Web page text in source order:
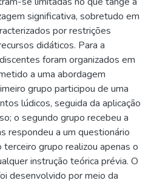
significativa, sobretudo em
por restrições
didáticos. Para a
foram organizados em
a uma abordagem
grupo participou de uma
lúdicos, seguida da aplicação
o segundo grupo recebeu a
respondeu a um questionário
grupo realizou apenas o
instrução teórica prévia. O
desenvolvido por meio da